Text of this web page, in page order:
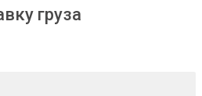
груза